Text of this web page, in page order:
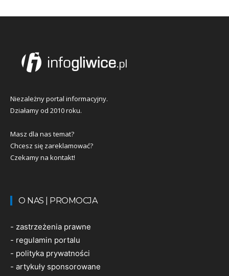
Niezależny portal informacyjny.
Działamy od 2010 roku.
Masz dla nas temat?
Chcesz się zareklamować?
Czekamy na kontakt!
O NAS | PROMOCJA
- zastrzeżenia prawne
- regulamin portalu
- polityka prywatności
- artykuły sponsorowane